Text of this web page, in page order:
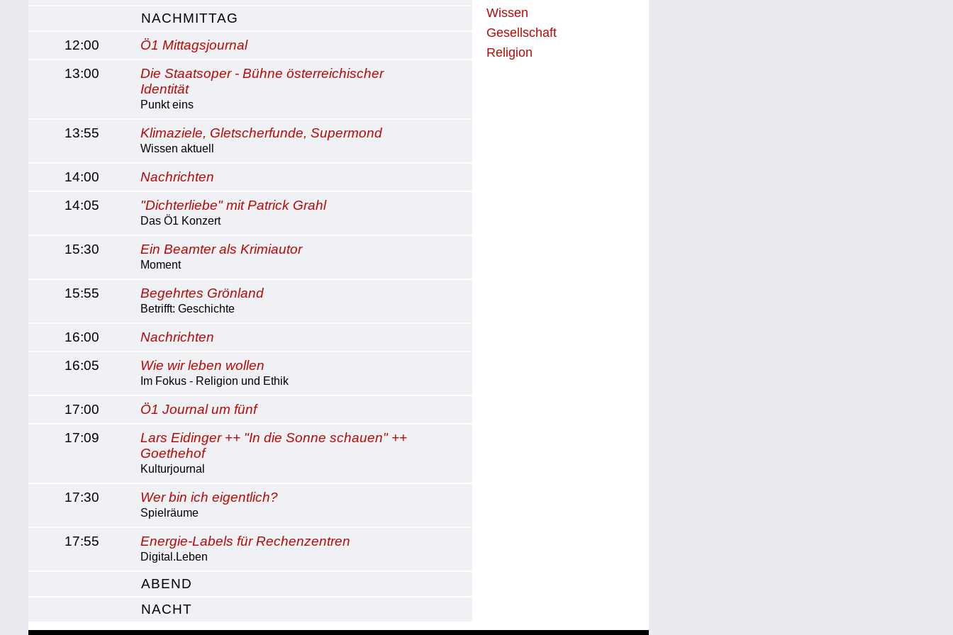
Wissen
Gesellschaft
Religion
NACHMITTAG
12:00
Ö1 Mittagsjournal
13:00
Die Staatsoper - Bühne österreichischer
Identität
Punkt eins
13:55 Klimaziele, Gletscherfunde, Supermond
Wissen aktuell
14:00
Nachrichten
14:05
"Dichterliebe" mit Patrick Grahl
Das Ö1 Konzert
15:30 Ein Beamter als Krimiautor
Moment
15:55 Begehrtes Grönland
Betrifft: Geschichte
16:00
Nachrichten
16:05
Wie wir leben wollen
Im Fokus - Religion und Ethik
17:00
Ö1 Journal um fünf
17:09
Lars Eidinger ++ "In die Sonne schauen" ++
Goethehof
Kulturjournal
17:30 Wer bin ich eigentlich?
Spielräume
17:55 Energie-Labels für Rechenzentren
Digital.Leben
ABEND
NACHT